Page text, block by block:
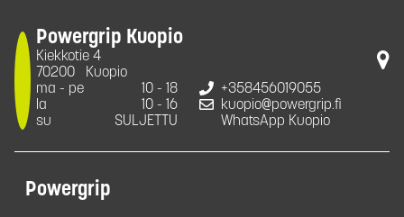
Powergrip Kuopio
Kiekkotie 4
70200
Kuopio
ma - pe
10 - 18
la
10 - 16
su
SULJETTU
+358456019055
kuopio@powergrip.fi
WhatsApp Kuopio
Powergrip